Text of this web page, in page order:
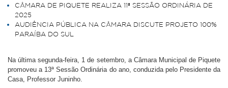
CÂMARA DE PIQUETE REALIZA 11ª SESSÃO ORDINÁRIA DE
2025
AUDIÊNCIA PÚBLICA NA CÂMARA DISCUTE PROJETO 100%
PARAÍBA DO SUL
Na última segunda-feira, 1 de setembro, a Câmara Municipal de Piquete
promoveu a 13ª Sessão Ordinária do ano, conduzida pelo Presidente da
Casa, Professor Juninho.